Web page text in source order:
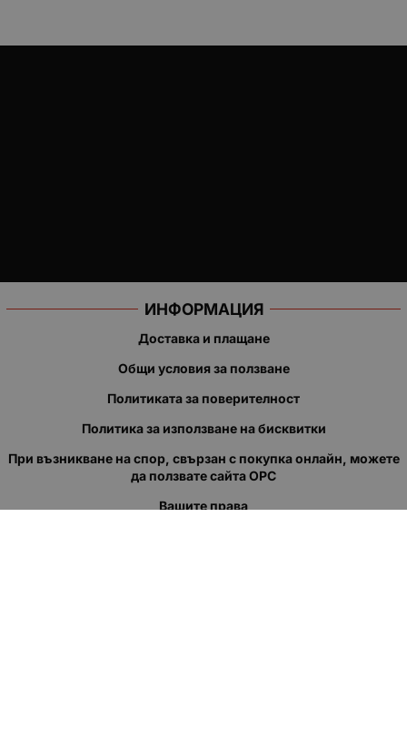
ИНФОРМАЦИЯ
Доставка и плащане
Общи условия за ползване
Политиката за поверителност
Политика за използване на бисквитки
При възникване на спор, свързан с покупка онлайн, можете
да ползвате сайта ОРС
Вашите права